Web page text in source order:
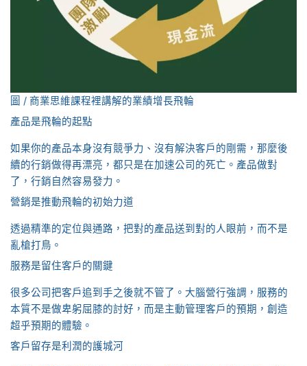
圖 / 商業思維課程裡講解的業績增長飛輪
產品是飛輪的起點
如果你的產品本身沒有競爭力、沒有解決客戶的剛需，那麼後
續的行銷做得再漂亮，都只是在加速公司的死亡。產品做對
了，行銷自然容易發力。
營銷是推動飛輪的初始力道
透過精準的定位與通路，把對的產品送到對的人眼前，而不是
亂槍打鳥。
服務是留住客戶的關鍵
很多公司把客戶追到手之後就不管了。大腦營行強調，服務的
本質不是做卑躬屈膝的討好，而是主動管理客戶的預期，創造
超乎預期的體驗。
客戶留存是利潤的護城河